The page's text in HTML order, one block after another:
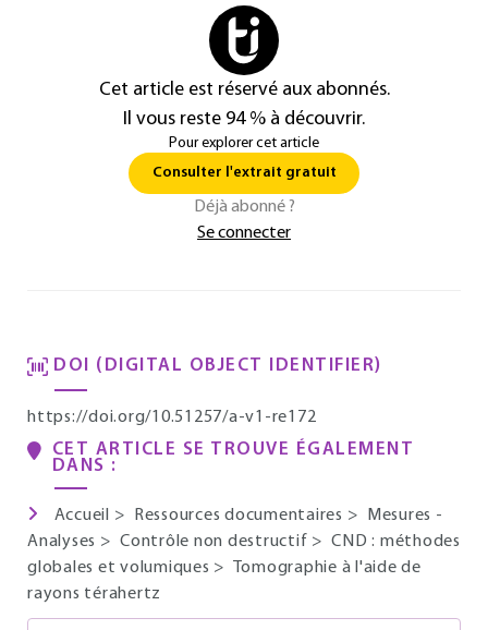
Cet article est réservé aux abonnés.
Il vous reste 94 % à découvrir.
Pour explorer cet article
Consulter l'extrait gratuit
Déjà abonné ?
Se connecter
DOI (DIGITAL OBJECT IDENTIFIER)
https://doi.org/10.51257/a-v1-re172
CET ARTICLE SE TROUVE ÉGALEMENT
DANS :
Accueil > Ressources documentaires >
Mesures -
Analyses > Contrôle non destructif >CND : méthodes
globales et volumiques >
Tomographie à l'aide de
rayons térahertz